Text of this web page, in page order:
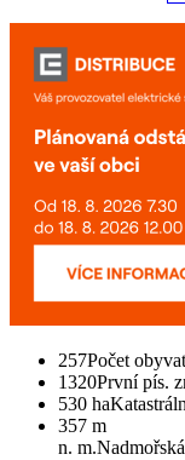
257Počet
1320První pís.
530 ha
357 m
n. m.